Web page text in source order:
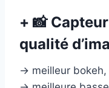
+ 📸
qualité
→ meilleur bokeh,